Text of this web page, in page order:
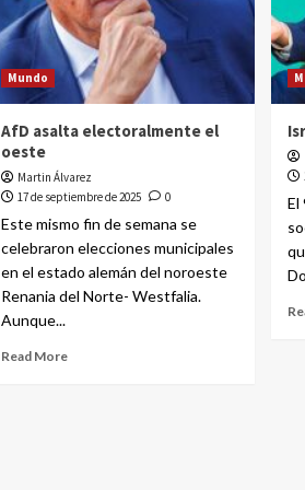
Mundo
AfD asalta electoralmente el
oeste
Martin Álvarez
17 de septiembre de 2025
0
Este mismo fin de semana se
celebraron elecciones municipales
en el estado alemán del noroeste
Renania del Norte- Westfalia.
Aunque...
Read More
El